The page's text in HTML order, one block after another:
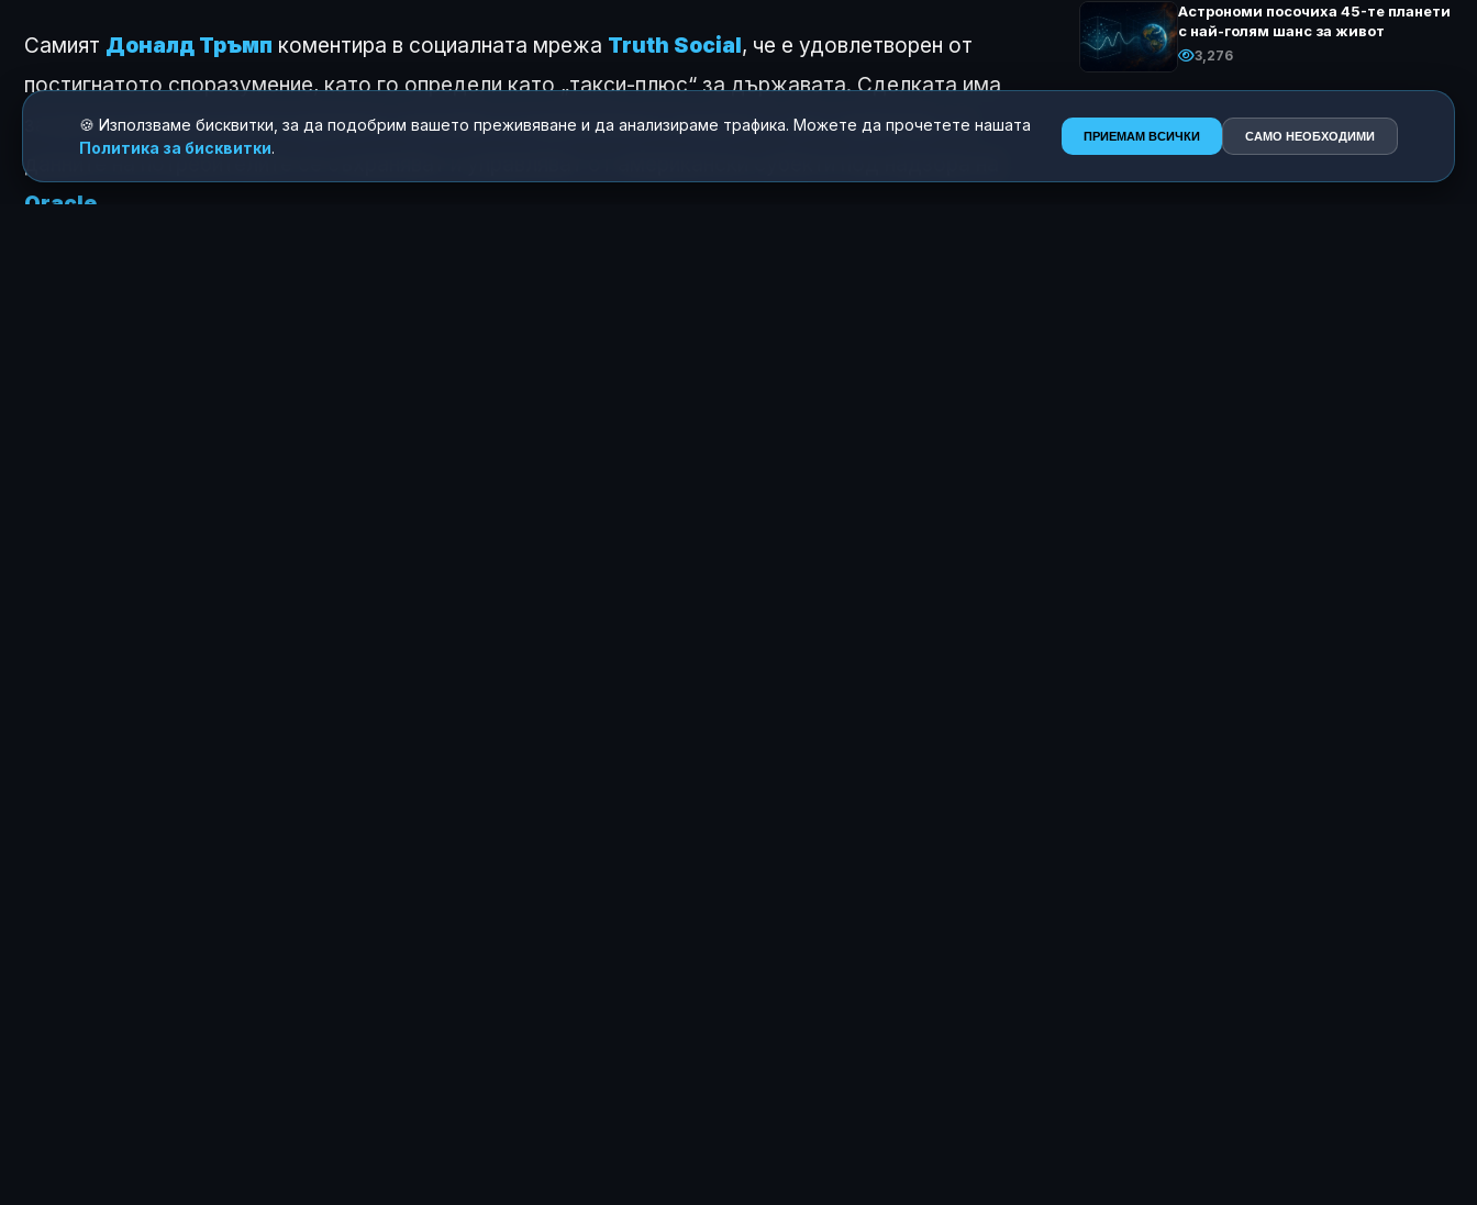
Самият Доналд Тръмп коментира в социалната мрежа Truth Social, че е удовлетворен от
постигнатото споразумение, като го определи като „такси-плюс“ за държавата. Сделката има
за цел да разреши дългогодишните опасения за националната сигурност, като гарантира, че
данните на потребителите се съхраняват и управляват от американски субекти под надзора на
Oracle
Астрономи посочиха 45-те планети
с най-голям шанс за живот
3,276
🍪 Използваме бисквитки, за да подобрим вашето преживяване и да анализираме трафика. Можете да прочетете нашата
Политика за бисквитки.
ПРИЕМАМ ВСИЧКИ САМО НЕОБХОДИМИ